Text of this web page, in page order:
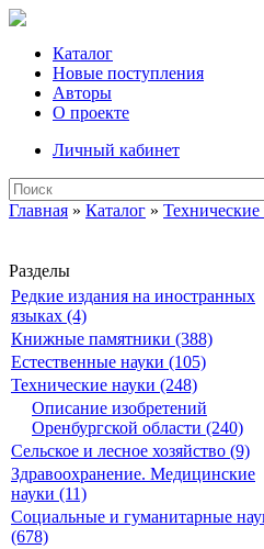
Каталог
Новые поступления
Авторы
О проекте
Личный кабинет
Главная » Каталог » Технические
Разделы
Редкие издания на иностранных
языках (4)
Книжные памятники (388)
Естественные науки (105)
Технические науки (248)
Описание изобретений
Оренбургской области (240)
Сельское и лесное хозяйство (9)
Здравоохранение. Медицинские
науки (11)
Социальные и гуманитарные
(678)